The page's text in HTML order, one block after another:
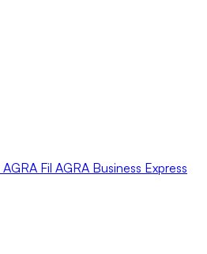
AGRA Fil AGRA Business Express